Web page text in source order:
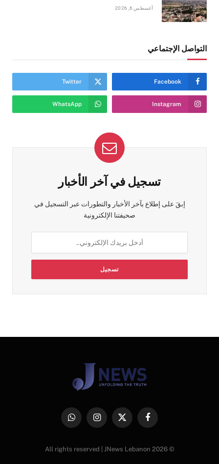
أغسطس 6, 2026
التواصل الإجتماعي
Facebook
Twitter
Instagram
WhatsApp
تسجيل في آخر الأخبار
إبقَ على إطلاع بآخر الأخبار والتطورات عبر التسجيل في
صحيفتنا الإلكترونية
فيسبوك
X
الانستغرامواتساب
© 2026 All rights reserved | JNews Lebanon